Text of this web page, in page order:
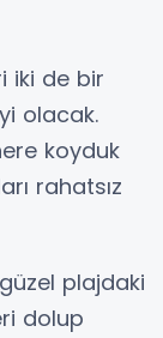
iki de bir
olacak.
koyduk
rahatsız
plajdaki
dolup